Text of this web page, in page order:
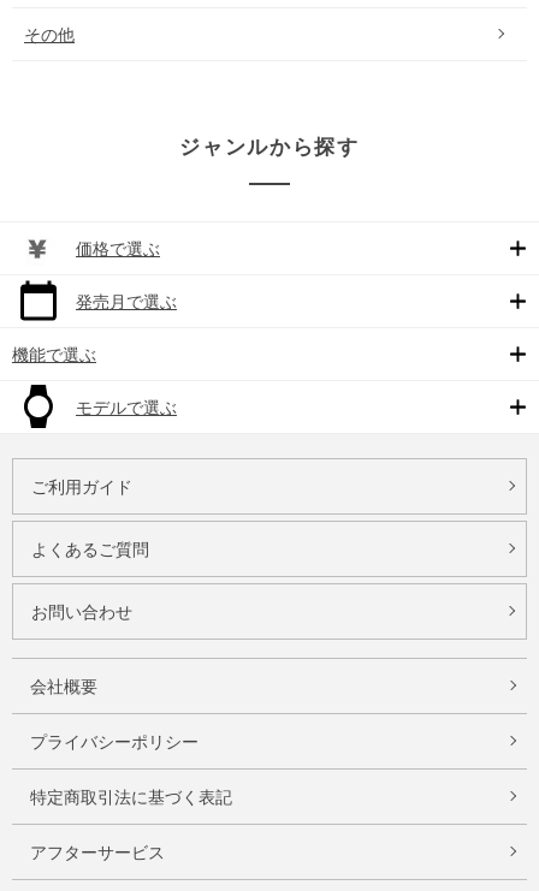
その他
ジャンルから探す
価格で選ぶ
発売月で選ぶ
機能で選ぶ
モデルで選ぶ
ご利用ガイド
よくあるご質問
お問い合わせ
会社概要
プライバシーポリシー
特定商取引法に基づく表記
アフターサービス